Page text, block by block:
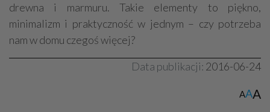
drewna i marmuru. Takie elementy to piękno,
minimalizm i praktyczność w jednym – czy potrzeba
nam w domu czegoś więcej?
Data publikacji: 2016-06-24
AAA